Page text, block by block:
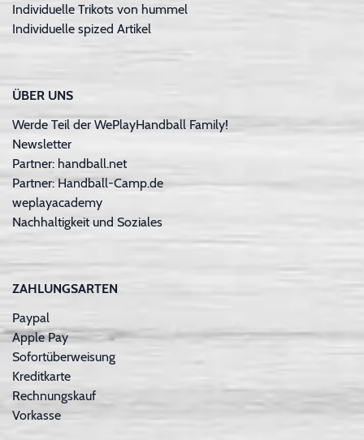
Individuelle Trikots von hummel
Individuelle spized Artikel
ÜBER UNS
Werde Teil der WePlayHandball Family!
Newsletter
Partner: handball.net
Partner: Handball-Camp.de
weplayacademy
Nachhaltigkeit und Soziales
ZAHLUNGSARTEN
Paypal
Apple Pay
Sofortüberweisung
Kreditkarte
Rechnungskauf
Vorkasse